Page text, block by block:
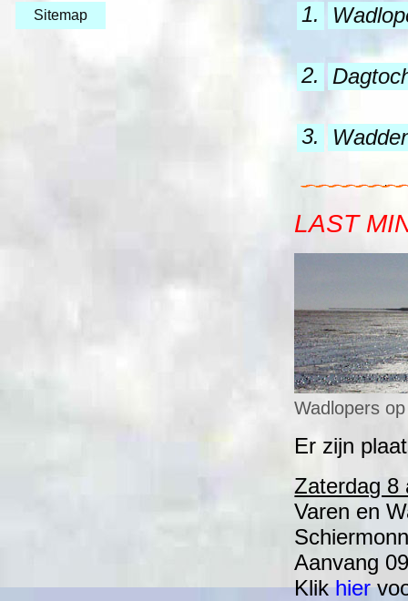
Sitemap 1.
2.
3.
LAST
Wadlopers
Er zijn
Zaterdag 8
Varen en
Aanvang
Klikhier